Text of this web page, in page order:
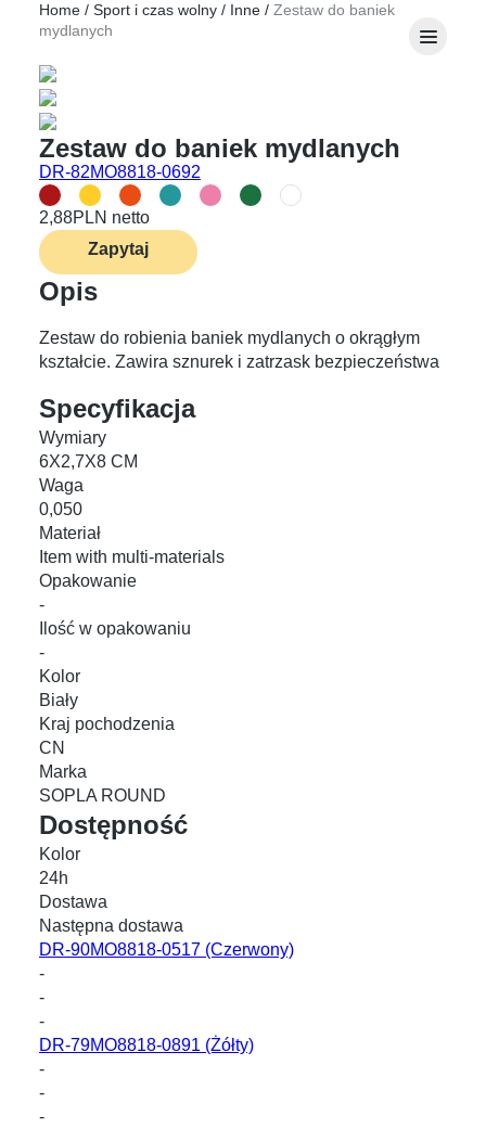
Home / Sport i czas wolny / Inne / Zestaw do baniek
mydlanych
Zestaw do baniek mydlanych
DR-82MO8818-0692
2,88PLN netto
Zapytaj
Opis
Zestaw do robienia baniek mydlanych o okrągłym
kształcie. Zawira sznurek i zatrzask bezpieczeństwa
Specyfikacja
Wymiary
6X2,7X8 CM
Waga
0,050
Materiał
Item with multi-materials
Opakowanie
-
Ilość w opakowaniu
-
Kolor
Biały
Kraj pochodzenia
CN
Marka
SOPLA ROUND
Dostępność
Kolor
24h
Dostawa
Następna dostawa
DR-90MO8818-0517 (Czerwony)
-
-
-
DR-79MO8818-0891 (Żółty)
-
-
-